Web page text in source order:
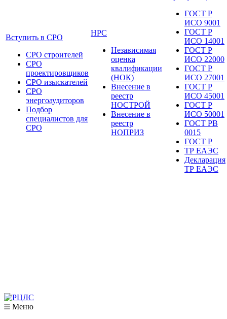
Вступить в СРО
СРО строителей
СРО
проектировщиков
СРО изыскателей
СРО
энергоаудиторов
Подбор
специалистов для
СРО
НРС
Независимая
оценка
квалификации
(НОК)
Внесение в
реестр
НОСТРОЙ
Внесение в
реестр
НОПРИЗ
ГОСТ Р
ИСО 9001
ГОСТ Р
ИСО 14001
ГОСТ Р
ИСО 22000
ГОСТ Р
ИСО 27001
ГОСТ Р
ИСО 45001
ГОСТ Р
ИСО 50001
ГОСТ РВ
0015
ГОСТ Р
ТР ЕАЭС
Декларация
ТР ЕАЭС
Меню